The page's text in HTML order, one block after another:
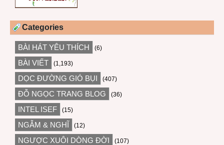
Categories
BÀI HÁT YÊU THÍCH (6)
BÀI VIẾT (1,193)
DỌC ĐƯỜNG GIÓ BỤI (407)
ĐỖ NGỌC TRANG BLOG (36)
INTEL ISEF (15)
NGẪM & NGHĨ (12)
NGƯỢC XUÔI DÒNG ĐỜI (107)